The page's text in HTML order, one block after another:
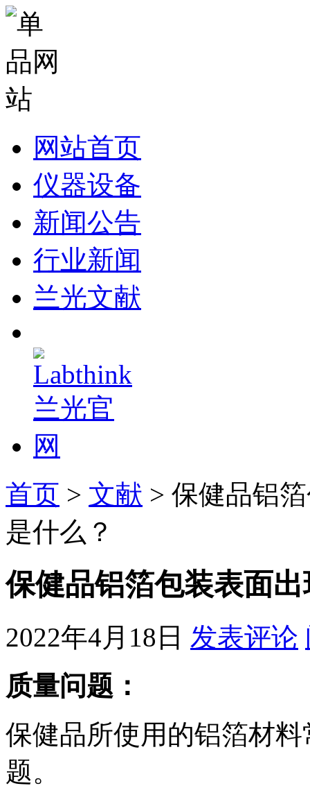
网站首页
仪器设备
新闻公告
行业新闻
兰光文献
首页 > 文献 > 保健品铝
是什么？
保健品铝箔包装表面
2022年4月18日 发表评论
质量问题：
保健品所使用的铝箔材
题。